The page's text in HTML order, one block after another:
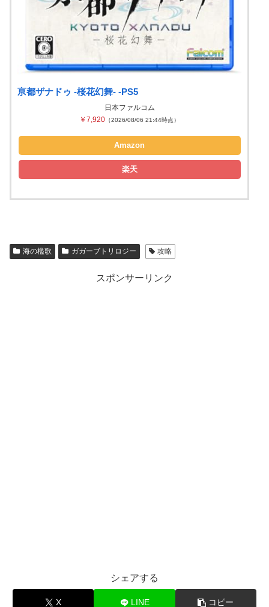
亰都ザナドゥ -桜花幻舞- -PS5
日本ファルコム
￥7,920 （2026/08/06 21:44時点）
Amazon
楽天
海の檻歌 ガガーブトリロジー 攻略
スポンサーリンク
シェアする
X LINE コピー